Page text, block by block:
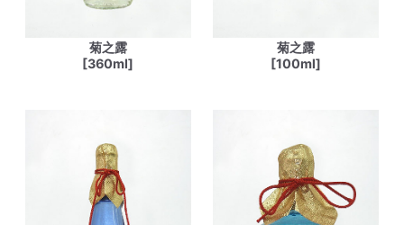
菊之露
[360ml]
菊之露
[100ml]